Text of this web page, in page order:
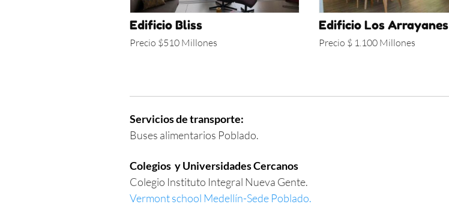
Edificio Bliss
Precio $510 Millones
Edificio Los Arrayanes
Precio $ 1.100 Millones
Servicios de transporte:
Buses alimentarios Poblado.
Colegios y Universidades Cercanos
Colegio Instituto Integral Nueva Gente.
Vermont school Medellín-Sede Poblado.